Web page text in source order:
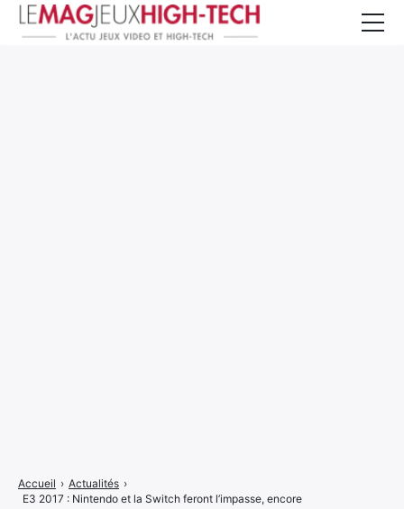
Accueil › Actualités ›
E3 2017 : Nintendo et la Switch feront l’impasse, encore